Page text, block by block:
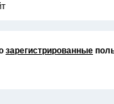
зарегистрированные